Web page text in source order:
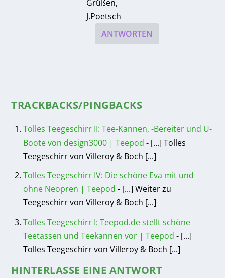
Grüßen,
J.Poetsch
ANTWORTEN
TRACKBACKS/PINGBACKS
Tolles Teegeschirr II: Tee-Kannen, -Bereiter und U-
Boote von design3000 | Teepod - [...] Tolles
Teegeschirr von Villeroy & Boch [...]
Tolles Teegeschirr IV: Die schöne Eva mit und
ohne Neopren | Teepod - [...] Weiter zu
Teegeschirr von Villeroy & Boch [...]
Tolles Teegeschirr I: Teepod.de stellt schöne
Teetassen und Teekannen vor | Teepod - [...]
Tolles Teegeschirr von Villeroy & Boch [...]
HINTERLASSE EINE ANTWORT